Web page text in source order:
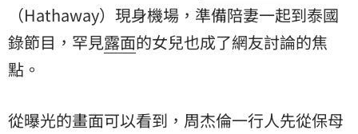
（Hathaway）現身機場，準備陪妻一起到泰國
錄節目，罕見露面的女兒也成了網友討論的焦
點。
從曝光的畫面可以看到，周杰倫一行人先從保母